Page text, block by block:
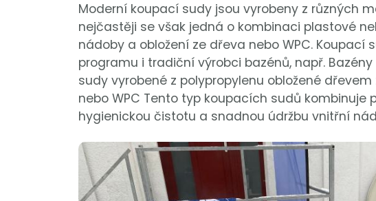
Moderní koupací sudy jsou vyrobeny z různých
nejčastěji se však jedná o kombinaci plastové
nádoby a obložení ze dřeva nebo WPC. Koupací
programu i tradiční výrobci bazénů, např.
sudy vyrobené z polypropylenu obložené
nebo WPC Tento typ koupacích sudů kombinuje
hygienickou čistotu a snadnou údržbu vnitřní